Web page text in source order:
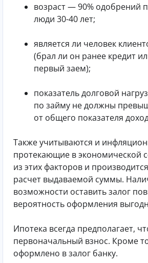
возраст — 90% одобрений
люди 30-40 лет;
является ли человек
(брал ли он ранее кредит
первый заем);
показатель долговой
по займу не должны
от общего показателя
Также учитываются и
протекающие в экономической
из этих факторов и
расчет выдаваемой суммы.
возможности оставить залог
вероятность оформления
Ипотека всегда предполагает,
первоначальный взнос. Кроме
оформлено в залог банку.